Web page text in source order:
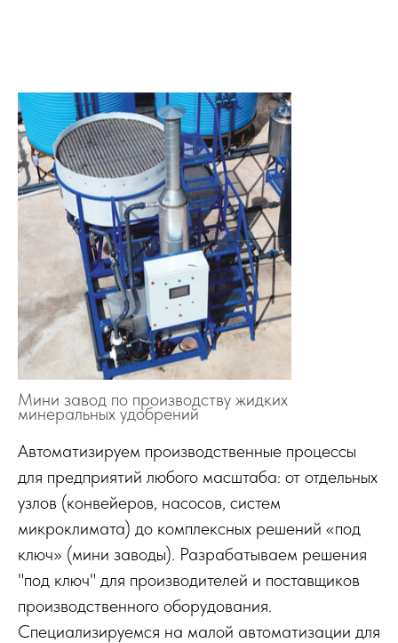
Мини завод по производству жидких
минеральных удобрений
Автоматизируем производственные процессы
для предприятий любого масштаба: от отдельных
узлов (конвейеров, насосов, систем
микроклимата) до комплексных решений «под
ключ» (мини заводы). Разрабатываем решения
"под ключ" для производителей и поставщиков
производственного оборудования.
Специализируемся на малой автоматизации для